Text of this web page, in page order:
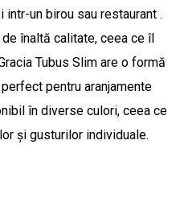
intr-un birou sau restaurant .
înaltă calitate, ceea ce îl
Tubus Slim are o formă
pentru aranjamente
în diverse culori, ceea ce
și gusturilor individuale.